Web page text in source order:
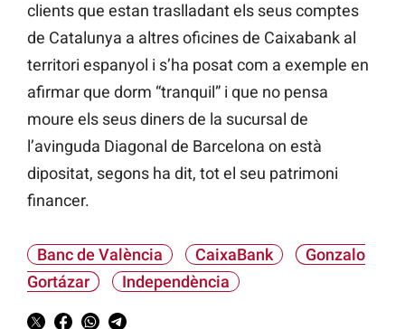
clients que estan traslladant els seus comptes
de Catalunya a altres oficines de Caixabank al
territori espanyol i s’ha posat com a exemple en
afirmar que dorm “tranquil” i que no pensa
moure els seus diners de la sucursal de
l’avinguda Diagonal de Barcelona on està
dipositat, segons ha dit, tot el seu patrimoni
financer.
Banc de València CaixaBank
Gonzalo
Gortázar
Independència